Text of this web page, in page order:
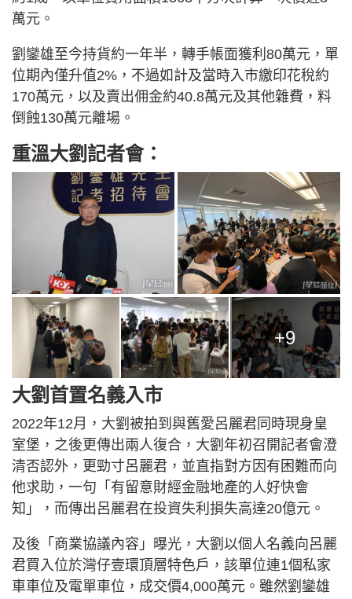
萬元。
劉鑾雄至今持貨約一年半，轉手帳面獲利80萬元，單
位期內僅升值2%，不過如計及當時入市繳印花稅約
170萬元，以及賣出佣金約40.8萬元及其他雜費，料
倒蝕130萬元離場。
重溫大劉記者會：
+9
大劉首置名義入市
2022年12月，大劉被拍到與舊愛呂麗君同時現身皇
室堡，之後更傳出兩人復合，大劉年初召開記者會澄
清否認外，更勁寸呂麗君，並直指對方因有困難而向
他求助，一句「有留意財經金融地產的人好快會
知」，而傳出呂麗君在投資失利損失高達20億元。
及後「商業協議內容」曝光，大劉以個人名義向呂麗
君買入位於灣仔壹環頂層特色戶，該單位連1個私家
車車位及電單車位，成交價4,000萬元。雖然劉鑾雄